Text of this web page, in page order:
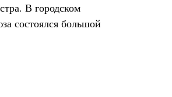
В городском
состоялся большой